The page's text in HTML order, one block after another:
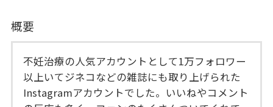
概要
不妊治療の人気アカウントとして1万フォロワー
以上いてジネコなどの雑誌にも取り上げられた
Instagramアカウントでした。いいねやコメント